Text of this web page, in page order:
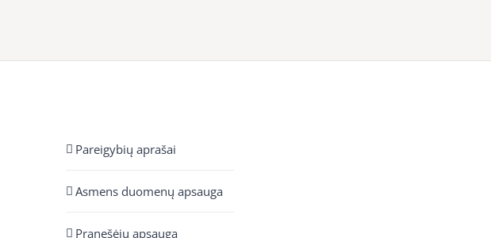
Pareigybių aprašai
Asmens duomenų apsauga
Pranešėjų apsauga